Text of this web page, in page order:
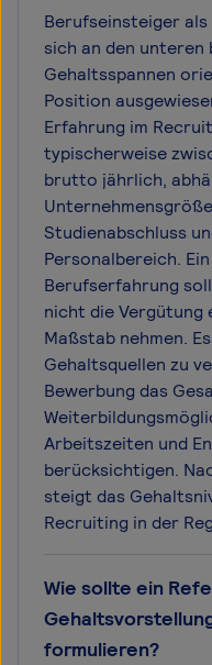
Berufseinsteiger
sich an den
Gehaltsspannen
Position
Erfahrung im
typischerweise
brutto jährlich,
Studienabschluss
Personalbereich.
Berufserfahrung
nicht die Vergütung
Maßstab nehmen.
Gehaltsquellen zu
Bewerbung das
Arbeitszeiten und
berücksichtigen.
steigt das
Recruiting in der
Wie sollte ein
formulieren?